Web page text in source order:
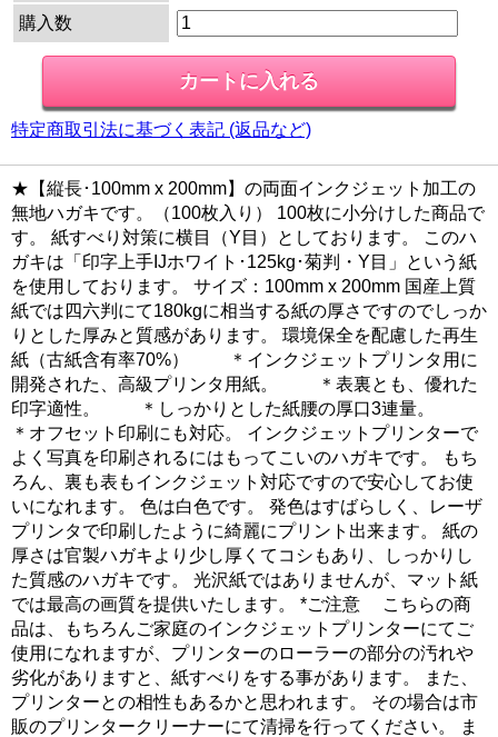
購入数
特定商取引法に基づく表記 (返品など)
★【縦長･100mm x 200mm】の両面インクジェット加工の
無地ハガキです。（100枚入り） 100枚に小分けした商品で
す。 紙すべり対策に横目（Y目）としております。 このハ
ガキは「印字上手IJホワイト･125kg･菊判・Y目」という紙
を使用しております。 サイズ：100mm x 200mm 国産上質
紙では四六判にて180kgに相当する紙の厚さですのでしっか
りとした厚みと質感があります。 環境保全を配慮した再生
紙（古紙含有率70%） ＊インクジェットプリンタ用に
開発された、高級プリンタ用紙。 ＊表裏とも、優れた
印字適性。 ＊しっかりとした紙腰の厚口3連量。
＊オフセット印刷にも対応。 インクジェットプリンターで
よく写真を印刷されるにはもってこいのハガキです。 もち
ろん、裏も表もインクジェット対応ですので安心してお使
いになれます。 色は白色です。 発色はすばらしく、レーザ
プリンタで印刷したように綺麗にプリント出来ます。 紙の
厚さは官製ハガキより少し厚くてコシもあり、しっかりし
た質感のハガキです。 光沢紙ではありませんが、マット紙
では最高の画質を提供いたします。 *ご注意 こちらの商
品は、もちろんご家庭のインクジェットプリンターにてご
使用になれますが、プリンターのローラーの部分の汚れや
劣化がありますと、紙すべりをする事があります。 また、
プリンターとの相性もあるかと思われます。 その場合は市
販のプリンタークリーナーにて清掃を行ってください。 ま